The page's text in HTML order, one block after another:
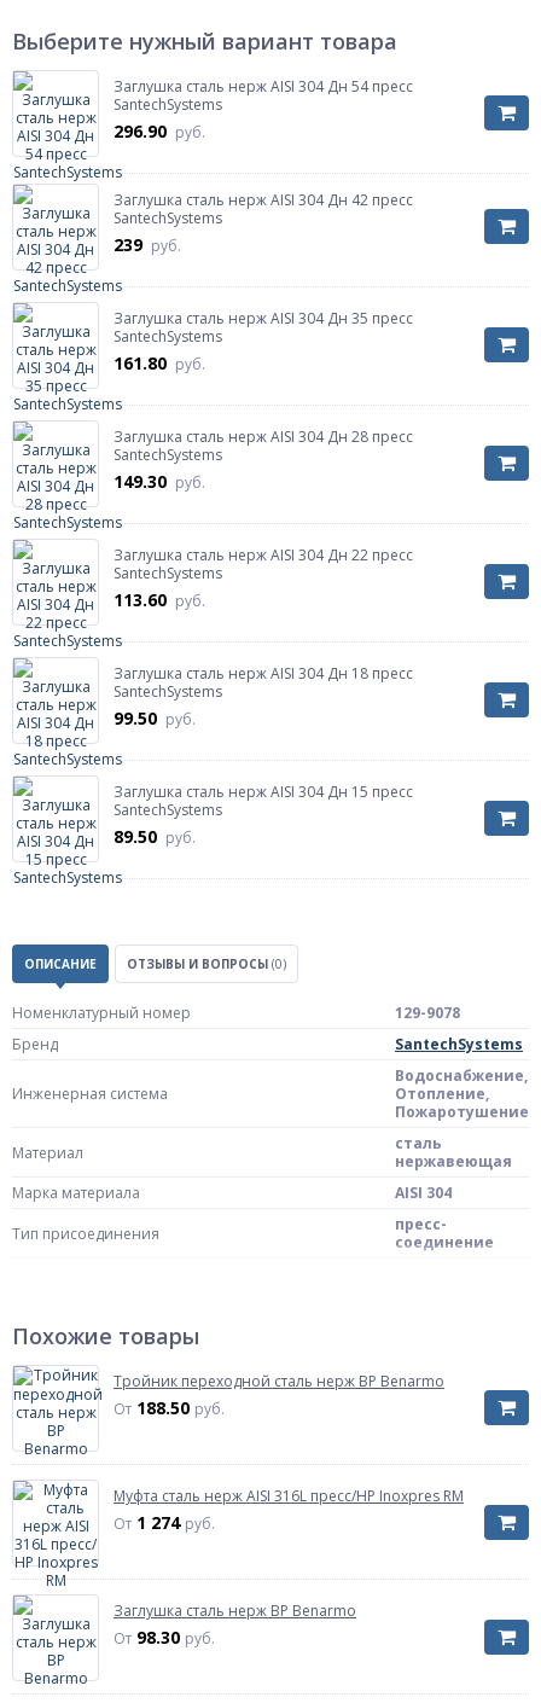
Выберите нужный вариант товара
Заглушка сталь нерж AISI 304 Дн 54 пресс
SantechSystems
296.90 руб.
Заглушка сталь нерж AISI 304 Дн 42 пресс
SantechSystems
239 руб.
Заглушка сталь нерж AISI 304 Дн 35 пресс
SantechSystems
161.80 руб.
Заглушка сталь нерж AISI 304 Дн 28 пресс
SantechSystems
149.30 руб.
Заглушка сталь нерж AISI 304 Дн 22 пресс
SantechSystems
113.60 руб.
Заглушка сталь нерж AISI 304 Дн 18 пресс
SantechSystems
99.50 руб.
Заглушка сталь нерж AISI 304 Дн 15 пресс
SantechSystems
89.50 руб.
ОПИСАНИЕ ОТЗЫВЫ И ВОПРОСЫ (0)
Номенклатурный номер
129-9078
Бренд
SantechSystems
Инженерная система
Водоснабжение,
Отопление,
Пожаротушение
Материал
сталь
нержавеющая
Марка материала
AISI 304
Тип присоединения
пресс-
соединение
Страна происхождения
Китай
Штрих-код на одну ТМЦ
4606034350867
Диаметр наружный, мм
Похожие товары
Тройник переходной сталь нерж ВР Benarmo
От 188.50 руб.
Муфта сталь нерж AISI 316L пресс/НР Inoxpres RM
От 1 274 руб.
Заглушка сталь нерж ВР Benarmo
От 98.30 руб.